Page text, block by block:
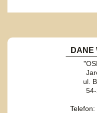
DANE
ul.